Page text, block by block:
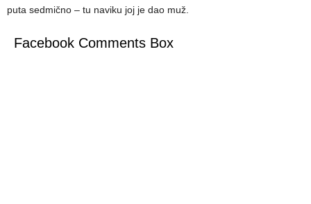
puta sedmično – tu naviku joj je dao muž.
Facebook Comments Box